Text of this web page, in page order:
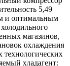
5,49
и оптимальным
магазинов,
охлаждения
технологических
хладагент: